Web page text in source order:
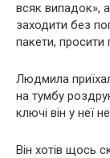
всяк випадок»,
заходити без
пакети, просити
Людмила
на тумбу
ключі він у неї
Він хотів щось